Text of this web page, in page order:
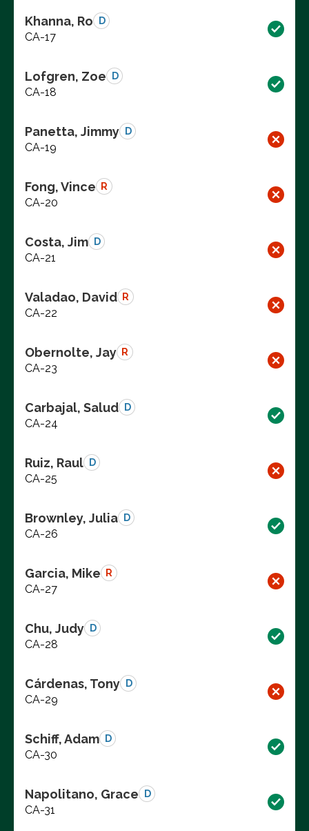
Khanna, Ro D
CA-17
Lofgren, Zoe D
CA-18
Panetta, Jimmy D
CA-19
Fong, Vince R
CA-20
Costa, Jim D
CA-21
Valadao, David R
CA-22
Obernolte, Jay R
CA-23
Carbajal, Salud D
CA-24
Ruiz, Raul D
CA-25
Brownley, Julia D
CA-26
Garcia, Mike R
CA-27
Chu, Judy D
CA-28
Cárdenas, Tony D
CA-29
Schiff, Adam D
CA-30
Napolitano, Grace D
CA-31